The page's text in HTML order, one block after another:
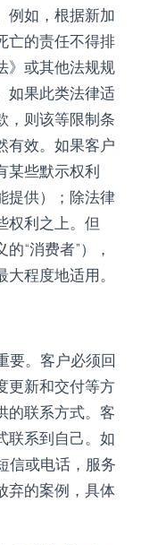
例如，根据新加
亡的责任不得排
》或其他法规规
如果此类法律适
，则该等限制条
有效。如果客户
某些默示权利
提供）；除法律
权利之上。但
“消费者”），
程度地适用。
要。客户必须回
更新和交付等方
的联系方式。客
联系到自己。如
信或电话，服务
弃的案例，具体